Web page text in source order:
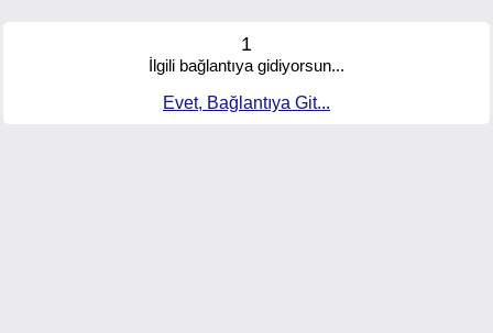
1
İlgili bağlantıya gidiyorsun...
Evet, Bağlantıya Git...